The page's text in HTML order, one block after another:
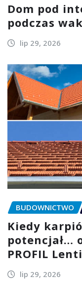
Dom pod
podczas
lip 29, 2026
BUDOWNICTWO
Kiedy
potencjał…
PROFIL Lenti
lip 29, 2026